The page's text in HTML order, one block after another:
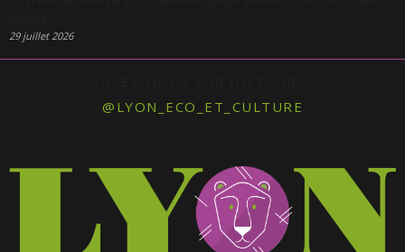
29 juillet 2026
@LYON_ECO_ET_CULTURE